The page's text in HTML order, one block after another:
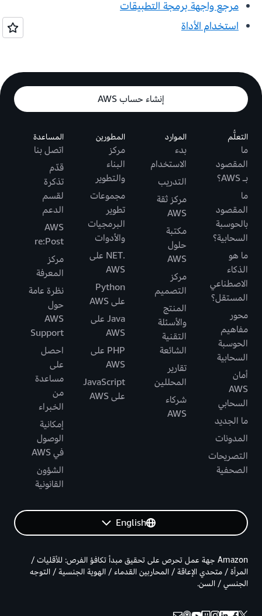
مرجع واجهة برمجة التطبيقات
استخدام الأداة
إنشاء حساب AWS
التعلُّم
ما
المقصود
بـ AWS؟
ما
المقصود
بالحوسبة
السحابية؟
ما هو
الذكاء
الاصطناعي
المستقل؟
محور
مفاهيم
الحوسبة
السحابية
أمان
AWS
السحابي
ما الجديد
المدونات
التصريحات
الصحفية
الموارد
بدء
الاستخدام
التدريب
مركز ثقة
AWS
مكتبة
حلول
AWS
مركز
التصميم
المنتج
والأسئلة
التقنية
الشائعة
تقارير
المحللين
شركاء
AWS
المطورين
مركز
البناء
والتطوير
مجموعات
تطوير
البرمجيات
والأدوات
.NET على
AWS
Python
على AWS
Java على
AWS
PHP على
AWS
JavaScript
على AWS
المساعدة
اتصل بنا
قدّم
تذكرة
لقسم
الدعم
AWS
re:Post
مركز
المعرفة
نظرة عامة
حول
AWS
Support
احصل
على
مساعدة
من
الخبراء
إمكانية
الوصول
في AWS
الشؤون
القانونية
English
Amazon جهة عمل تحرص على تحقيق مبدأ تكافؤ الفرص: للأقليات /
المرأة / متحدي الإعاقة / المحاربين القدماء / الهوية الجنسية / التوجه
الجنسي / السن.